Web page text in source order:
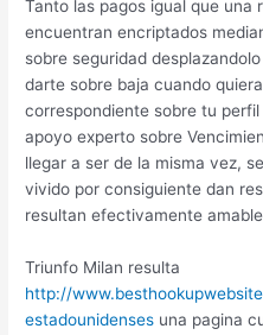
Tanto las pagos igual que una
encuentran encriptados
sobre seguridad
darte sobre baja cuando
correspondiente sobre tu
apoyo experto sobre
llegar a ser de la misma vez,
vivido por consiguiente dan
resultan efectivamente
Triunfo Milan resulta
http://
estadounidenses una pagina